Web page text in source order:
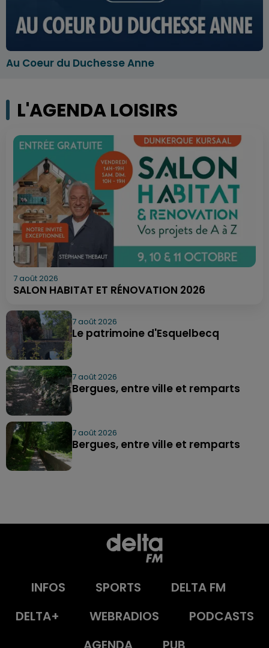
Au Coeur du Duchesse Anne
L'AGENDA LOISIRS
7 août 2026
SALON HABITAT ET RÉNOVATION 2026
7 août 2026
Le patrimoine d'Esquelbecq
7 août 2026
Bergues, entre ville et remparts
7 août 2026
Bergues, entre ville et remparts
INFOS SPORTS
DELTA FM
DELTA+
WEBRADIOS
PODCASTS